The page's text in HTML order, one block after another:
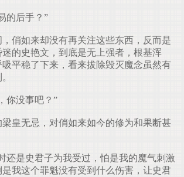
的后手？”
俏如来却没有再关注这些东西，反而是
的史艳文，到底是无上强者，根基浑
平稳了下来，看来拔除毁灭魔念虽然有
你没事吧？”
皇无忌，对俏如来如今的修为和果断甚
还是史君子为我受过，怕是我的魔气刺激
我这个罪魁没有受到什么伤害，让史君